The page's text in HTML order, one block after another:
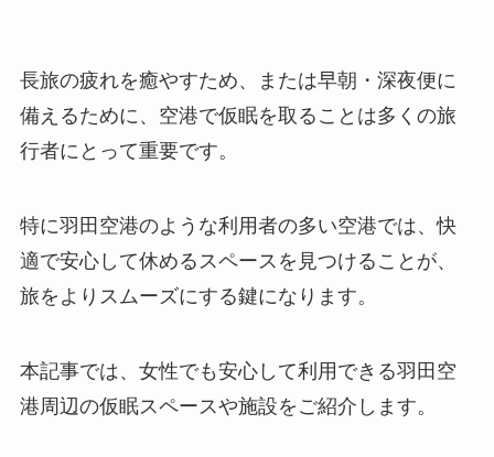
長旅の疲れを癒やすため、または早朝・深夜便に
備えるために、空港で仮眠を取ることは多くの旅
行者にとって重要です。
特に羽田空港のような利用者の多い空港では、快
適で安心して休めるスペースを見つけることが、
旅をよりスムーズにする鍵になります。
本記事では、女性でも安心して利用できる羽田空
港周辺の仮眠スペースや施設をご紹介します。